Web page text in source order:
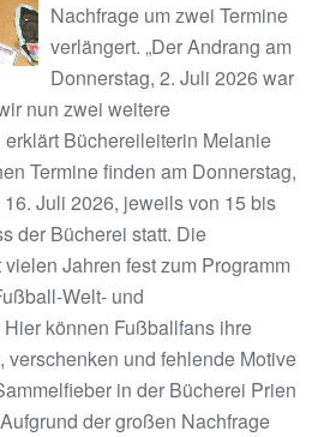
Nachfrage um zwei Termine
verlängert. „Der Andrang am
Donnerstag, 2. Juli 2026 war
nun zwei weitere
erklärt Büchereileiterin Melanie
Termine finden am Donnerstag,
Juli 2026, jeweils von 15 bis
der Bücherei statt. Die
Jahren fest zum Programm
Welt- und
können Fußballfans ihre
verschenken und fehlende Motive
in der Bücherei Prien
der großen Nachfrage